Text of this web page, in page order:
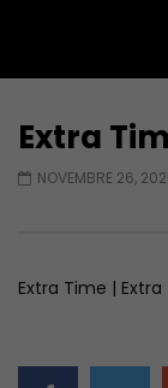
Extra
NOVEMBRE 26,
Extra Time | Extra